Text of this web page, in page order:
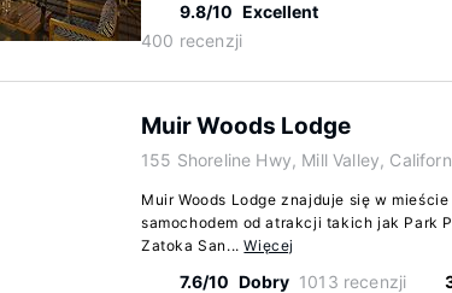
9.8/10 Excellent
400 recenzji
Muir Woods Lodge
155 Shoreline Hwy, Mill Valley,
Muir Woods Lodge znajduje się w
samochodem od atrakcji takich jak Park
Zatoka San...Więcej
7.6/10 Dobry 1013 recenzji